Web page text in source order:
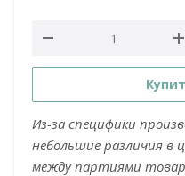
Из-за специфики
небольшие различия в
между партиями